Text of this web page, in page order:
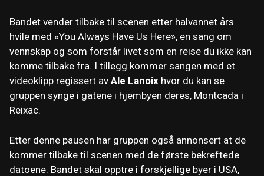
Bandet vender tilbake til scenen etter halvannet års
hvile med «You Always Have Us Here», en sang om
vennskap og som forstår livet som en reise du ikke kan
komme tilbake fra. I tillegg kommer sangen med et
videoklipp regissert av Ale Lanoix hvor du kan se
gruppen synge i gatene i hjembyen deres, Montcada i
Reixac.
Etter denne pausen har gruppen også annonsert at de
kommer tilbake til scenen med de første bekreftede
datoene. Bandet skal opptre i forskjellige byer i USA,